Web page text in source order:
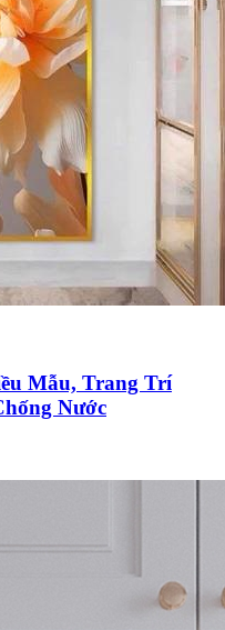
Mẫu, Trang Trí
Nước